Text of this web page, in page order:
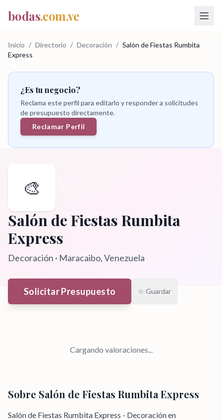
bodas.com.ve
Inicio / Directorio / Decoración / Salón de Fiestas Rumbita
Express
¿Es tu negocio?
Reclama este perfil para editarlo y responder a solicitudes
de presupuesto directamente.
Reclamar Perfil
🎨
Salón de Fiestas Rumbita
Express
Decoración · Maracaibo, Venezuela
Solicitar Presupuesto ☆ Guardar
Cargando valoraciones...
Sobre Salón de Fiestas Rumbita Express
Salón de Fiestas Rumbita Express - Decoración en